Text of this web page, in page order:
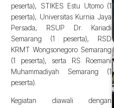
peserta), STIKES Estu Utomo (1
peserta), Universitas Kurnia Jaya
Persada, RSUP Dr. Kariadi
Semarang (1 peserta), RSD
KRMT Wongsonegoro Semarang
(1 peserta), serta RS Roemani
Muhammadiyah Semarang (1
peserta).
Kegiatan diawali dengan